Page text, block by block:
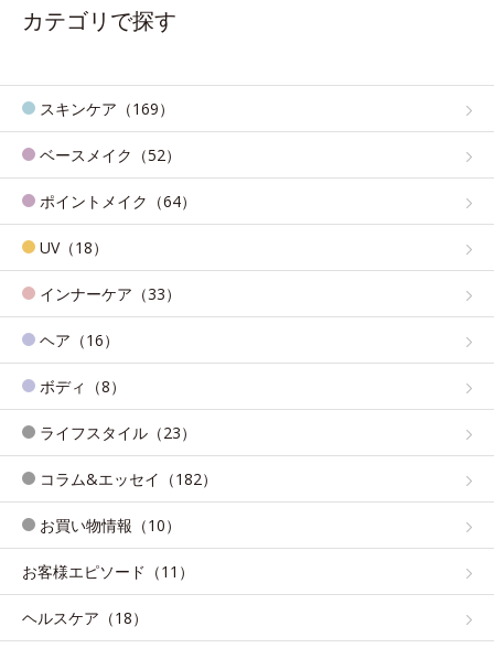
カテゴリで探す
スキンケア（169）
ベースメイク（52）
ポイントメイク（64）
UV（18）
インナーケア（33）
ヘア（16）
ボディ（8）
ライフスタイル（23）
コラム&エッセイ（182）
お買い物情報（10）
お客様エピソード（11）
ヘルスケア（18）